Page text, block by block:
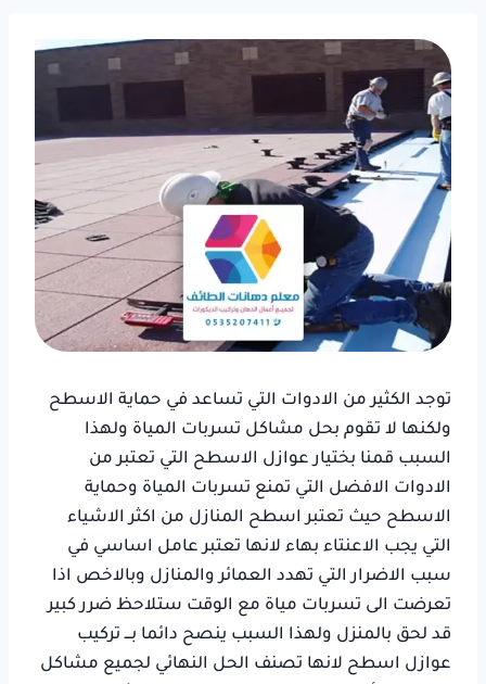
توجد الكثير من الادوات التي تساعد في حماية الاسطح
ولكنها لا تقوم بحل مشاكل تسربات المياة ولهذا
السبب قمنا بختيار عوازل الاسطح التي تعتبر من
الادوات الافضل التي تمنع تسربات المياة وحماية
الاسطح حيث تعتبر اسطح المنازل من اكثر الاشياء
التي يجب الاعنتاء بهاء لانها تعتبر عامل اساسي في
سبب الاضرار التي تهدد العمائر والمنازل وبالاخص اذا
تعرضت الى تسربات مياة مع الوقت ستلاحظ ضرر كبير
قد لحق بالمنزل ولهذا السبب ينصح دائما بـــ تركيب
عوازل اسطح لانها تصنف الحل النهائي لجميع مشاكل